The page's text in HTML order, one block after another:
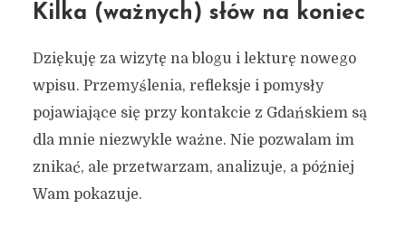
Kilka (ważnych) słów na koniec
Dziękuję za wizytę na blogu i lekturę nowego
wpisu. Przemyślenia, refleksje i pomysły
pojawiające się przy kontakcie z Gdańskiem są
dla mnie niezwykle ważne. Nie pozwalam im
znikać, ale przetwarzam, analizuje, a później
Wam pokazuje.